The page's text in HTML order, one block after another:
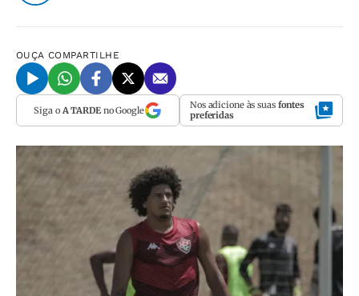
OUÇA COMPARTILHE
Siga o A TARDEno Google Nos adicione às suas fontes
preferidas